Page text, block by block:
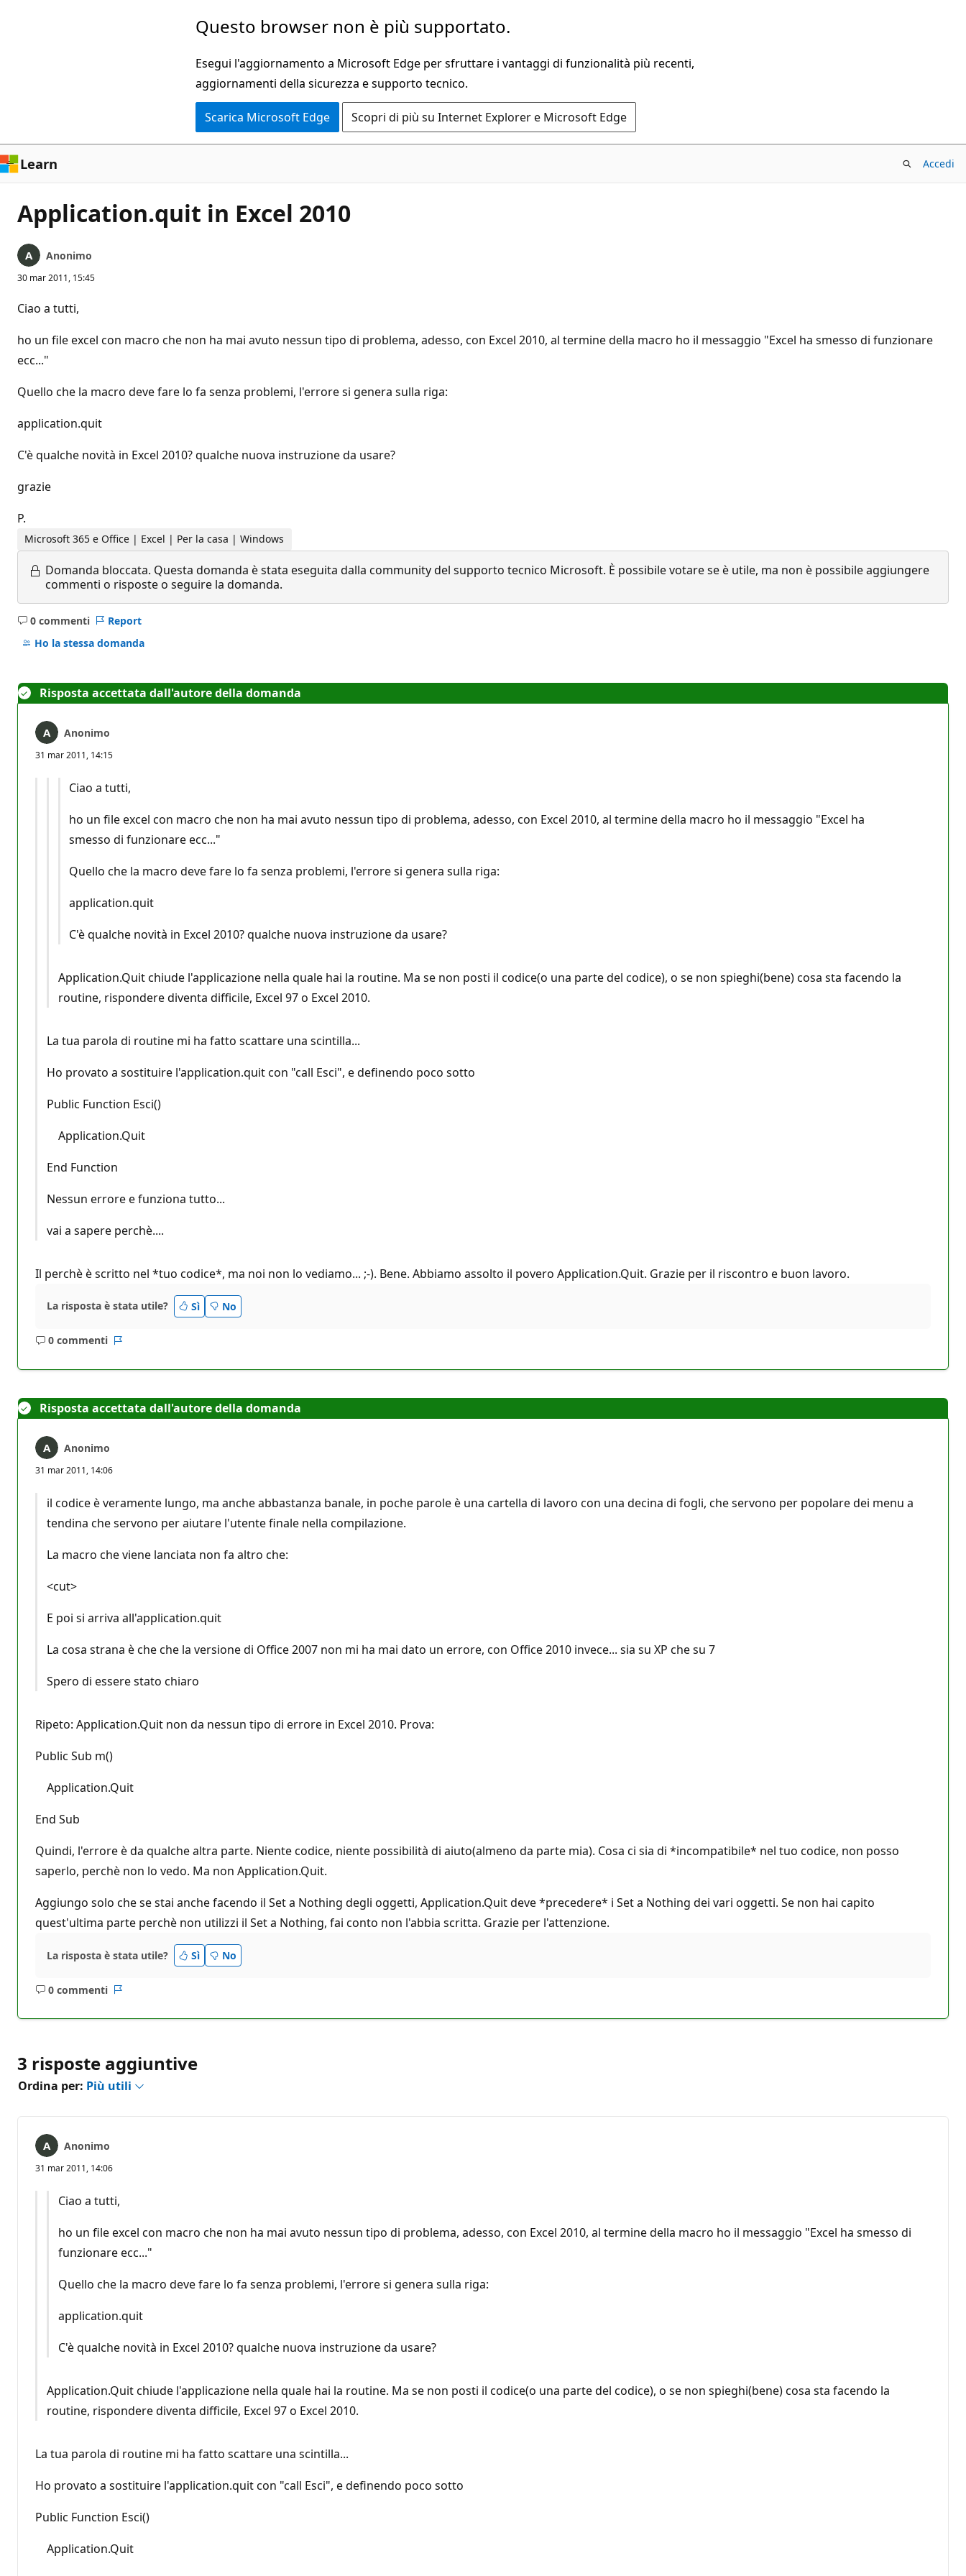
Questo browser non è più supportato.
Esegui l'aggiornamento a Microsoft Edge per sfruttare i vantaggi di funzionalità più recenti,
aggiornamenti della sicurezza e supporto tecnico.
Scarica Microsoft Edge Scopri di più su Internet Explorer e Microsoft Edge
Learn Accedi
Application.quit in Excel 2010
Anonimo
30 mar 2011, 15:45
Ciao a tutti,
ho un file excel con macro che non ha mai avuto nessun tipo di problema, adesso, con Excel 2010, al termine della macro ho il messaggio "Excel ha smesso di funzionare
ecc..."
Quello che la macro deve fare lo fa senza problemi, l'errore si genera sulla riga:
application.quit
C'è qualche novità in Excel 2010? qualche nuova instruzione da usare?
grazie
P.
Microsoft 365 e Office | Excel | Per la casa | Windows
Domanda bloccata. Questa domanda è stata eseguita dalla community del supporto tecnico Microsoft. È possibile votare se è utile, ma non è possibile aggiungere
commenti o risposte o seguire la domanda.
0 commenti
Nessun
commento
Report
Ho la stessa domanda
Risposta accettata dall'autore della domanda
Anonimo
31 mar 2011, 14:15
Ciao a tutti,
ho un file excel con macro che non ha mai avuto nessun tipo di problema, adesso, con Excel 2010, al termine della macro ho il messaggio "Excel ha
smesso di funzionare ecc..."
Quello che la macro deve fare lo fa senza problemi, l'errore si genera sulla riga:
application.quit
C'è qualche novità in Excel 2010? qualche nuova instruzione da usare?
Application.Quit chiude l'applicazione nella quale hai la routine. Ma se non posti il codice(o una parte del codice), o se non spieghi(bene) cosa sta facendo la
routine, rispondere diventa difficile, Excel 97 o Excel 2010.
La tua parola di routine mi ha fatto scattare una scintilla...
Ho provato a sostituire l'application.quit con "call Esci", e definendo poco sotto
Public Function Esci()
Application.Quit
End Function
Nessun errore e funziona tutto...
vai a sapere perchè....
Il perchè è scritto nel *tuo codice*, ma noi non lo vediamo... ;-). Bene. Abbiamo assolto il povero Application.Quit. Grazie per il riscontro e buon lavoro.
La risposta è stata utile? Sì No
0 commenti
Nessun
Risposta accettata dall'autore della domanda
Anonimo
31 mar 2011, 14:06
il codice è veramente lungo, ma anche abbastanza banale, in poche parole è una cartella di lavoro con una decina di fogli, che servono per popolare dei menu a
tendina che servono per aiutare l'utente finale nella compilazione.
La macro che viene lanciata non fa altro che:
<cut>
E poi si arriva all'application.quit
La cosa strana è che che la versione di Office 2007 non mi ha mai dato un errore, con Office 2010 invece... sia su XP che su 7
Spero di essere stato chiaro
Ripeto: Application.Quit non da nessun tipo di errore in Excel 2010. Prova:
Public Sub m()
Application.Quit
End Sub
Quindi, l'errore è da qualche altra parte. Niente codice, niente possibilità di aiuto(almeno da parte mia). Cosa ci sia di *incompatibile* nel tuo codice, non posso
saperlo, perchè non lo vedo. Ma non Application.Quit.
Aggiungo solo che se stai anche facendo il Set a Nothing degli oggetti, Application.Quit deve *precedere* i Set a Nothing dei vari oggetti. Se non hai capito
quest'ultima parte perchè non utilizzi il Set a Nothing, fai conto non l'abbia scritta. Grazie per l'attenzione.
La risposta è stata utile? Sì No
0 commenti
Nessun
3 risposte aggiuntive
Ordina per: Più utili
Anonimo
31 mar 2011, 14:06
Ciao a tutti,
ho un file excel con macro che non ha mai avuto nessun tipo di problema, adesso, con Excel 2010, al termine della macro ho il messaggio "Excel ha smesso di
funzionare ecc..."
Quello che la macro deve fare lo fa senza problemi, l'errore si genera sulla riga:
application.quit
C'è qualche novità in Excel 2010? qualche nuova instruzione da usare?
Application.Quit chiude l'applicazione nella quale hai la routine. Ma se non posti il codice(o una parte del codice), o se non spieghi(bene) cosa sta facendo la
routine, rispondere diventa difficile, Excel 97 o Excel 2010.
La tua parola di routine mi ha fatto scattare una scintilla...
Ho provato a sostituire l'application.quit con "call Esci", e definendo poco sotto
Public Function Esci()
Application.Quit